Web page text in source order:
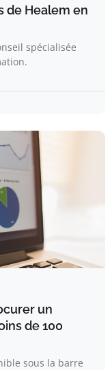
de Healem en
spécialisée
un
de 100
sous la barre